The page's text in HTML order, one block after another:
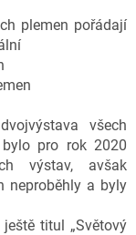
plemen pořádají
všech
pro rok 2020
výstav, avšak
neproběhly a byly
titul „Světový